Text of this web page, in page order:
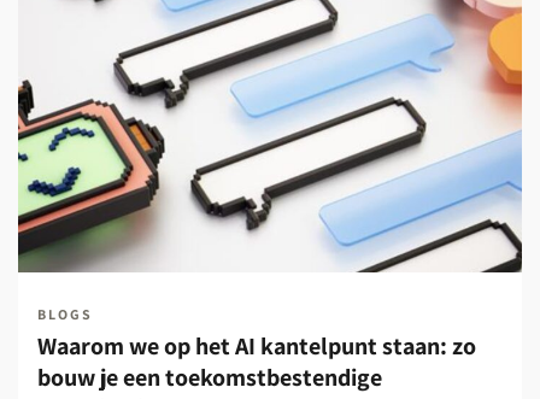
BLOGS
Waarom we op het AI kantelpunt staan: zo
bouw je een toekomstbestendige